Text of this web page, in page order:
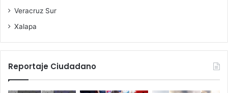
Veracruz Sur
Xalapa
Reportaje Ciudadano